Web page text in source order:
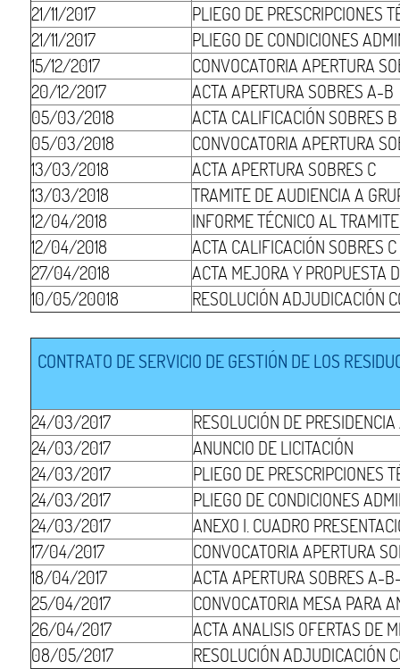
21/11/2017
PLIEGO DE PRESCRIPCIONES
21/11/2017
PLIEGO DE CONDICIONES
15/12/2017
CONVOCATORIA APERTURA
20/12/2017
ACTA APERTURA SOBRES A-B
05/03/2018
ACTA CALIFICACIÓN SOBRES B
05/03/2018
CONVOCATORIA APERTURA
13/03/2018
ACTA APERTURA SOBRES C
13/03/2018
TRAMITE DE AUDIENCIA A
12/04/2018
INFORME TÉCNICO AL
12/04/2018
ACTA CALIFICACIÓN SOBRES
27/04/2018
ACTA MEJORA Y PROPUESTA
10/05/20018
RESOLUCIÓN ADJUDICACIÓN
CONTRATO DE SERVICIO DE GESTIÓN DE LOS
24/03/2017
RESOLUCIÓN DE
24/03/2017
ANUNCIO DE LICITACIÓN
24/03/2017
PLIEGO DE PRESCRIPCIONES
24/03/2017
PLIEGO DE CONDICIONES
24/03/2017
ANEXO I. CUADRO
17/04/2017
CONVOCATORIA APERTURA
18/04/2017
ACTA APERTURA SOBRES A-
25/04/2017
CONVOCATORIA MESA PARA
26/04/2017
ACTA ANALISIS OFERTAS DE
08/05/2017
RESOLUCIÓN ADJUDICACIÓN